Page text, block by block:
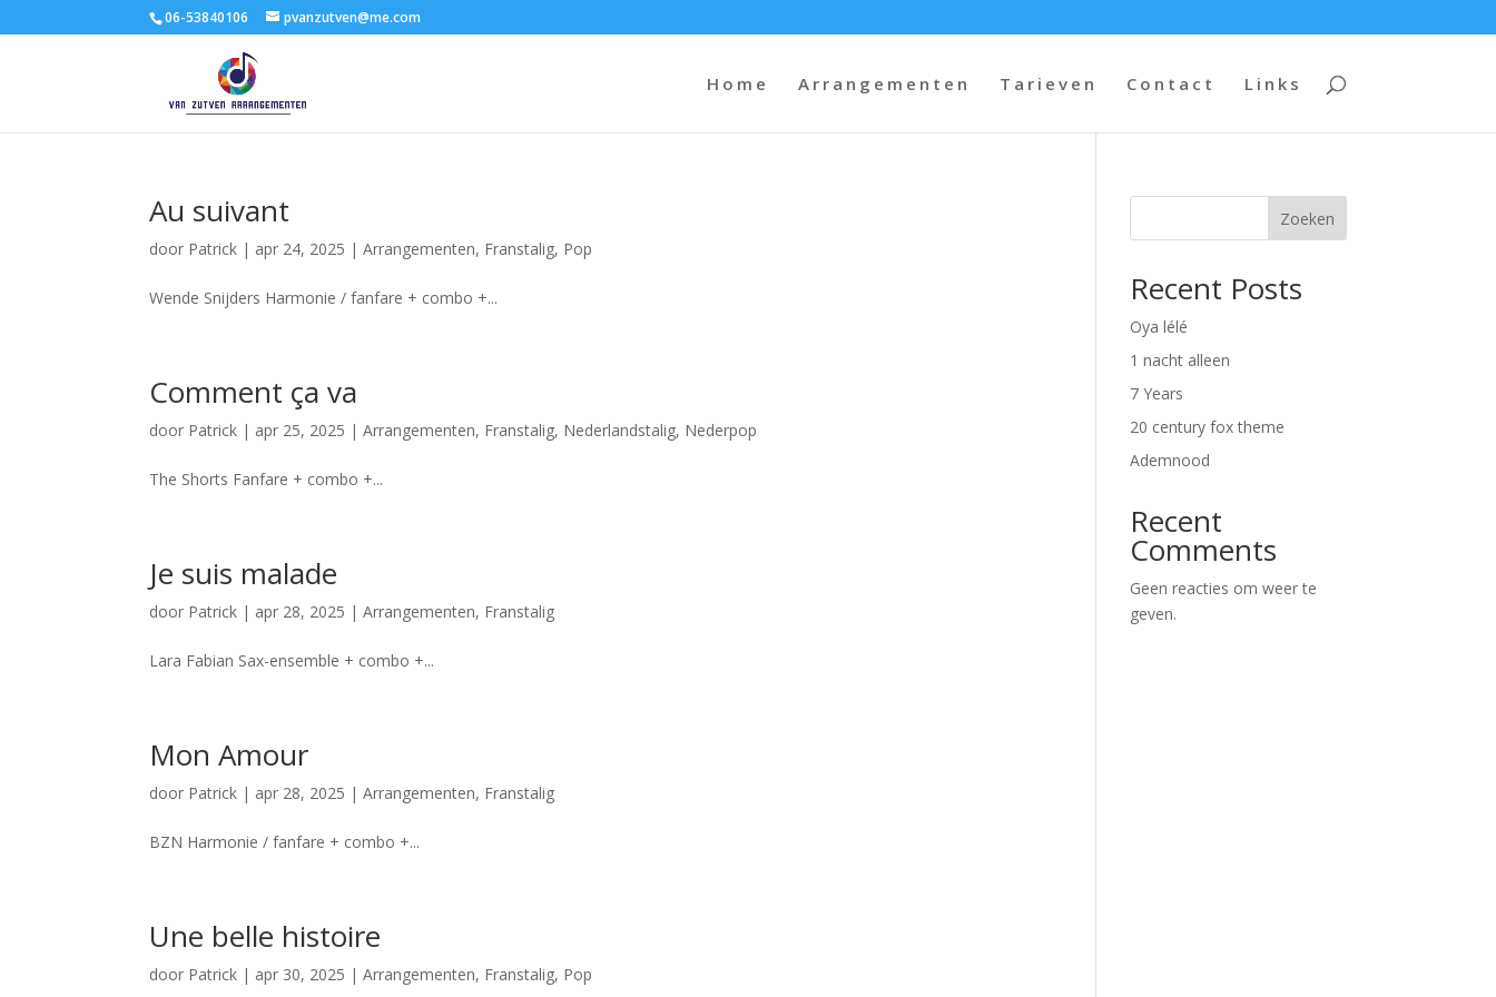
06-53840106 pvanzutven@me.com
Home Arrangementen Tarieven Contact Links
Au suivant
door Patrick | apr 24, 2025 |Arrangementen, Franstalig, Pop
Wende Snijders Harmonie / fanfare + combo +...
Comment ça va
door Patrick | apr 25, 2025 |Arrangementen, Franstalig, Nederlandstalig, Nederpop
The Shorts Fanfare + combo +...
Je suis malade
door Patrick | apr 28, 2025 |Arrangementen, Franstalig
Lara Fabian Sax-ensemble + combo +...
Mon Amour
door Patrick | apr 28, 2025 |Arrangementen, Franstalig
BZN Harmonie / fanfare + combo +...
Une belle histoire
door Patrick | apr 30, 2025 |Arrangementen, Franstalig, Pop
Zoeken
Recent Posts
Oya lélé
1 nacht alleen
7 Years
20 century fox theme
Ademnood
Recent
Comments
Geen reacties om weer te
geven.